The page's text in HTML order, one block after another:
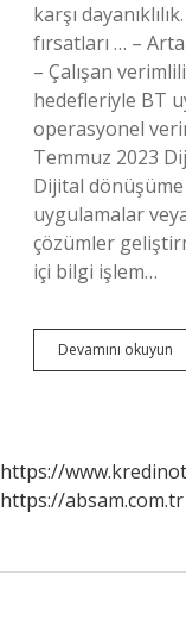
karşı
fırsatları … –
– Çalışan
hedefleriyle BT
operasyonel
Temmuz 2023
Dijital
uygulamalar
çözümler
içi bilgi işlem…
Devamını okuyun
https://
https://absam.com.tr